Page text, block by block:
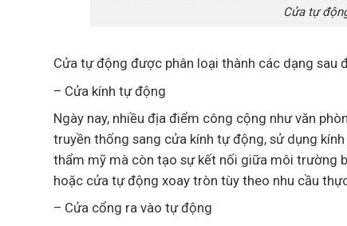
Cửa tự
Cửa tự động được phân loại thành các dạng sau
– Cửa kính tự động
Ngày nay, nhiều địa điểm công cộng như văn
truyền thống sang cửa kính tự động, sử dụng
thẩm mỹ mà còn tạo sự kết nối giữa môi trường
hoặc cửa tự động xoay tròn tùy theo nhu cầu
– Cửa cổng ra vào tự động